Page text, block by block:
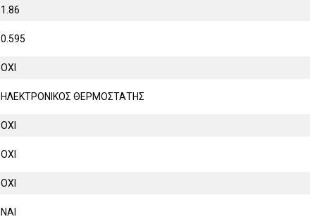
1.86
0.595
ΟΧΙ
ΗΛΕΚΤΡΟΝΙΚΟΣ ΘΕΡΜΟΣΤΑΤΗΣ
ΟΧΙ
ΟΧΙ
ΟΧΙ
ΝΑΙ